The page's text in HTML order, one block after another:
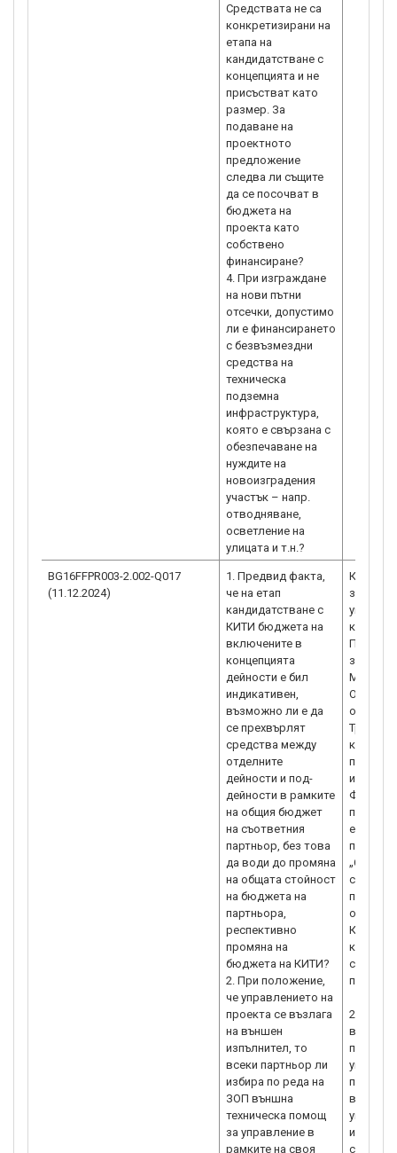
Средствата не са
конкретизирани на
етапа на
кандидатстване с
концепцията и не
присъстват като
размер. За
подаване на
проектното
предложение
следва ли същите
да се посочват в
бюджета на
проекта като
собствено
финансиране?
4. При изграждане
на нови пътни
отсечки, допустимо
ли е финансирането
с безвъзмездни
средства на
техническа
подземна
инфраструктура,
която е свързана с
обезпечаване на
нуждите на
новоизградения
участък – напр.
отводняване,
осветление на
BG16FFPR003-2.002-Q017
(11.12.2024)
1. Предвид факта,
че на етап
кандидатстване с
КИТИ бюджета на
включените в
концепцията
дейности е бил
индикативен,
възможно ли е да
се прехвърлят
средства между
отделните
дейности и под-
дейности в рамките
на общия бюджет
на съответния
партньор, без това
да води до промяна
на общата стойност
на бюджета на
партньора,
респективно
промяна на
бюджета на КИТИ?
2. При положение,
че управлението на
проекта се възлага
на външен
изпълнител, то
всеки партньор ли
избира по реда на
ЗОП външна
техническа помощ
за управление в
рамките на своя
Както е
за
ПРР,
за
Моля
Община
Троян
когато
ФК са
един
КИТИ,
като се
2.
в
външна
или
се